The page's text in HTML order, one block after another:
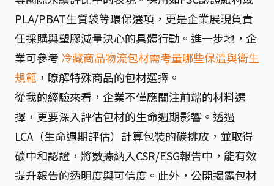
PLA/PBAT生質袋等環保選項，更是企業展現負責
任採購與塑膠減量決心的具體行動。進一步地，企
業可參考 冷藏商品物流包材需考量哪些保溫與衛生
規範 ，瞭解特殊商品的包材選擇。
從我的經驗來看，企業不僅應關注前端的材料選
擇，更要深入評估包材的生命週期影響。透過
LCA（生命週期評估）計算包裝的碳排放，並取得
碳中和認證，將數據納入CSR/ESG報告中，能有效
提升報告的透明度與可信度。此外，公開揭露包材